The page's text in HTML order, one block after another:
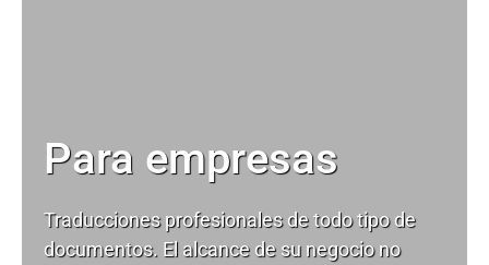
Para empresas
Traducciones profesionales de todo tipo de
documentos. El alcance de su negocio no